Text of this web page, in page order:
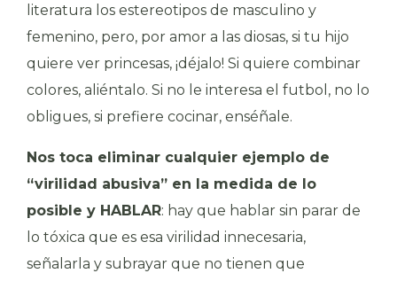
literatura los estereotipos de masculino y
femenino, pero, por amor a las diosas, si tu hijo
quiere ver princesas, ¡déjalo! Si quiere combinar
colores, aliéntalo. Si no le interesa el futbol, no lo
obligues, si prefiere cocinar, enséñale.
Nos toca eliminar cualquier ejemplo de
“virilidad abusiva” en la medida de lo
posible y HABLAR: hay que hablar sin parar de
lo tóxica que es esa virilidad innecesaria,
señalarla y subrayar que no tienen que